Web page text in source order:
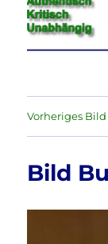
Vorheriges Bild
Bild